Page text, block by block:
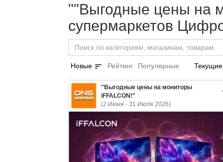
""Выгодные цены на
супермаркетов
Новые sort Рейтинг Популярные Текущие
"Выгодные цены на мониторы
iFFALCON!"
(2 Июня - 31 Июля 2026)